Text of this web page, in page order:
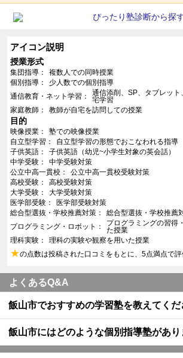
アイコン説明
授業形式
集団指導
複数人での同時授業
個別指導
少人数での個別指導
通信教育・ネット学習
通信添削、SP、タブレット
宅学習
家庭教師
教師が自宅を訪問しての授業
目的
映像授業
塾での映像授業
自立型学習
自立型学習の形態でおこなわれる指導
子供英語
子供英語（幼児~小学生対象の英会話）
中学受験
中学受験対策
公立中高一貫校
公立中高一貫校受験対策
高校受験
高校受験対策
大学受験
大学受験対策
医学部受験
医学部受験対策
総合型選抜・学校推薦対策
総合型選抜・学校推薦
プログラミング・ロボット
プログラミングの習得
た授業
理科実験
理科の実験や観察を用いた授業
★の点数は投稿された口コミをもとに、5点満点で評
よくあるQ&A
飯山市でおすすめの学習塾を教えてくだ
飯山市にはどのような個別指導塾があり